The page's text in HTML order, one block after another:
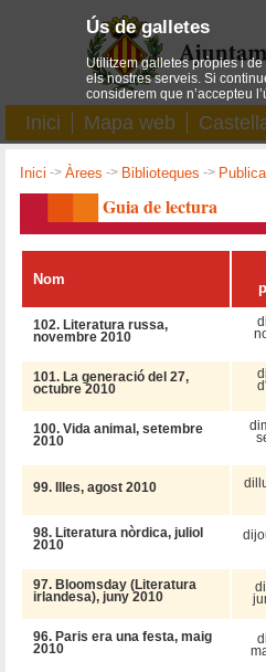
Inici Mapa web
Inici ->Àrees -> Biblioteques ->
Guia de lectura
Nom
102. Literatura russa,
novembre 2010
101. La generació del 27,
octubre 2010
100. Vida animal, setembre
2010
99. Illes, agost 2010
98. Literatura nòrdica, juliol
2010
97. Bloomsday (Literatura
irlandesa), juny 2010
96. Paris era una festa, maig
2010
Ús de galletes
Utilitzem galletes pròpies i
els nostres serveis. Si
considerem que n’accepteu